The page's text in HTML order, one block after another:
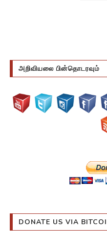
அறிவியலை பின்தொடரவும்
DONATE US VIA